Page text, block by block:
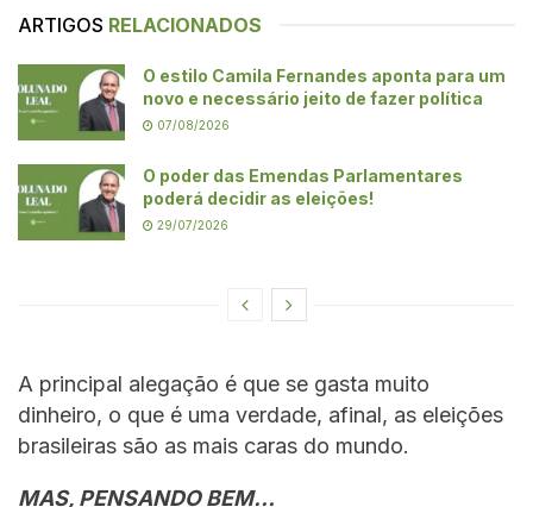
ARTIGOS RELACIONADOS
O estilo Camila Fernandes aponta para um
novo e necessário jeito de fazer política
07/08/2026
O poder das Emendas Parlamentares
poderá decidir as eleições!
29/07/2026
A principal alegação é que se gasta muito
dinheiro, o que é uma verdade, afinal, as eleições
brasileiras são as mais caras do mundo.
MAS, PENSANDO BEM…